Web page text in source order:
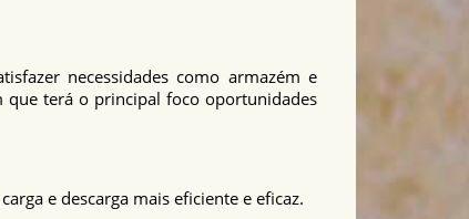
necessidades como armazém e
terá o principal foco oportunidades
e descarga mais eficiente e eficaz.